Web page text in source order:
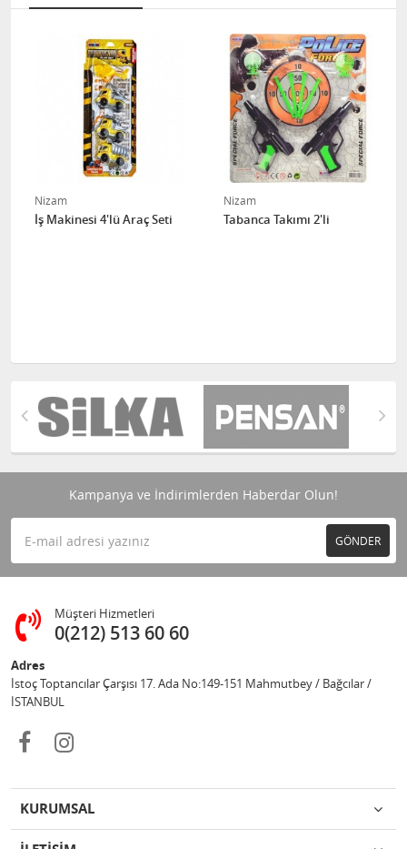
Nizam
İş Makinesi 4'lü Araç Seti
Nizam
Tabanca Takımı 2'li
Kampanya ve İndirimlerden Haberdar Olun!
GÖNDER
Müşteri Hizmetleri
0(212) 513 60 60
Adres
İstoç Toptancılar Çarşısı 17. Ada No:149-151 Mahmutbey / Bağcılar /
İSTANBUL
KURUMSAL